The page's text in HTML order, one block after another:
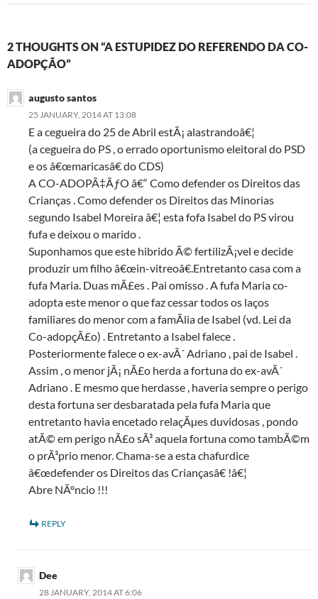
2 THOUGHTS ON “A ESTUPIDEZ DO REFERENDO DA CO-
ADOPÇÃO”
augusto santos
25 JANUARY, 2014 AT 13:08
E a cegueira do 25 de Abril estÃ¡ alastrandoâ€¦
(a cegueira do PS , o errado oportunismo eleitoral do PSD
e os â€œmaricasâ€ do CDS)
A CO-ADOPÃ‡ÃƒO â€“ Como defender os Direitos das
Crianças . Como defender os Direitos das Minorias
segundo Isabel Moreira â€¦ esta fofa Isabel do PS virou
fufa e deixou o marido .
Suponhamos que este hibrido Ã© fertilizÃ¡vel e decide
produzir um filho â€œin-vitreoâ€.Entretanto casa com a
fufa Maria. Duas mÃ£es . Pai omisso . A fufa Maria co-
adopta este menor o que faz cessar todos os laços
familiares do menor com a famÃ­lia de Isabel (vd. Lei da
Co-adopçÃ£o) . Entretanto a Isabel falece .
Posteriormente falece o ex-avÃ´ Adriano , pai de Isabel .
Assim , o menor jÃ¡ nÃ£o herda a fortuna do ex-avÃ´
Adriano . E mesmo que herdasse , haveria sempre o perigo
desta fortuna ser desbaratada pela fufa Maria que
entretanto havia encetado relaçÃµes duvidosas , pondo
atÃ© em perigo nÃ£o sÃ³ aquela fortuna como tambÃ©m
o prÃ³prio menor. Chama-se a esta chafurdice
â€œdefender os Direitos das Criançasâ€ !â€¦
Abre NÃºncio !!!
REPLY
Dee
28 JANUARY, 2014 AT 6:06